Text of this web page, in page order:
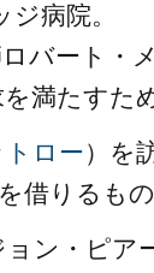
病院。
バート・
満たすた
ロー）を
借りるも
ン・ピア